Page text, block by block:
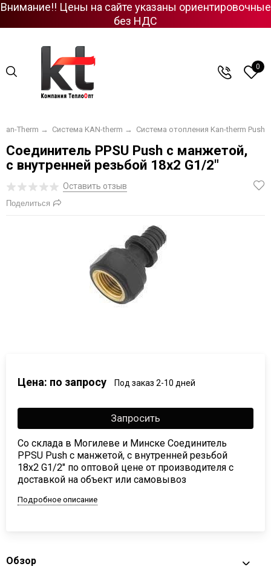
Внимание!! Цены на сайте указаны ориентировочные
без НДС
0
Kan-Therm → Система KAN-therm → Система отопления Kan-therm Push
Соединитель PPSU Push с манжетой,
с внутренней резьбой 18х2 G1/2"
Оставить отзыв
Поделиться
Цена: по запросу Под заказ 2-10 дней
Запросить
Со склада в Могилеве и Минске Соединитель
PPSU Push с манжетой, с внутренней резьбой
18х2 G1/2" по оптовой цене от производителя с
доставкой на объект или самовывоз
Подробное описание
Обзор